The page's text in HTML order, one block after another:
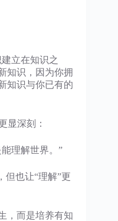
立在知识之
知识，因为你拥
知识与你已有的
显深刻：
理解世界。”
但也让“理解”更
，而是培养有知